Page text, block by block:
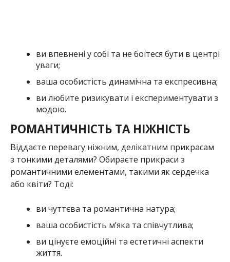
ви любите ризикувати і експериментувати з
модою.
РОМАНТИЧНІСТЬ ТА НІЖНІСТЬ
Віддаєте перевагу ніжним, делікатним прикрасам
з тонкими деталями? Обираєте прикраси з
романтичними елементами, такими як сердечка
або квіти? Тоді:
ви чуттєва та романтична натура;
ваша особистість м’яка та співчутлива;
ви цінуєте емоційні та естетичні аспекти
життя.
ТВОРЧИЙ ПІДХІД ТА
ІНДИВІДУАЛЬНІСТЬ